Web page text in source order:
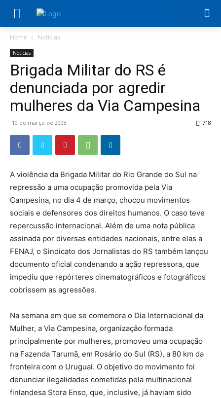
Home Notícias
Notícias
Brigada Militar do RS é
denunciada por agredir
mulheres da Via Campesina
10 de março de 2008 718
A violência da Brigada Militar do Rio Grande do Sul na
repressão a uma ocupação promovida pela Via
Campesina, no dia 4 de março, chocou movimentos
sociais e defensores dos direitos humanos. O caso teve
repercussão internacional. Além de uma nota pública
assinada por diversas entidades nacionais, entre elas a
FENAJ, o Sindicato dos Jornalistas do RS também lançou
documento oficial condenando a ação repressora, que
impediu que repórteres cinematográficos e fotográficos
cobrissem as agressões.
Na semana em que se comemora o Dia Internacional da
Mulher, a Via Campesina, organização formada
principalmente por mulheres, promoveu uma ocupação
na Fazenda Tarumã, em Rosário do Sul (RS), a 80 km da
fronteira com o Uruguai. O objetivo do movimento foi
denunciar ilegalidades cometidas pela multinacional
finlandesa Stora Enso, que, inclusive, já haviam sido